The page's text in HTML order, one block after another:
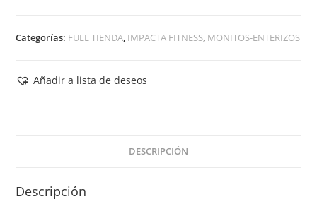
Categorías: FULL TIENDA, IMPACTA FITNESS, MONITOS-ENTERIZOS
Añadir a lista de deseos
DESCRIPCIÓN
Descripción